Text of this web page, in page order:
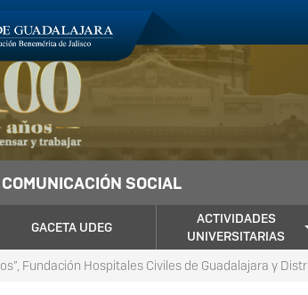
SOCIAL
GACETA UDEG
ACTIVIDADES
UNIVERSITARIAS
Fundación Hospitales Civiles de Guadalajara y